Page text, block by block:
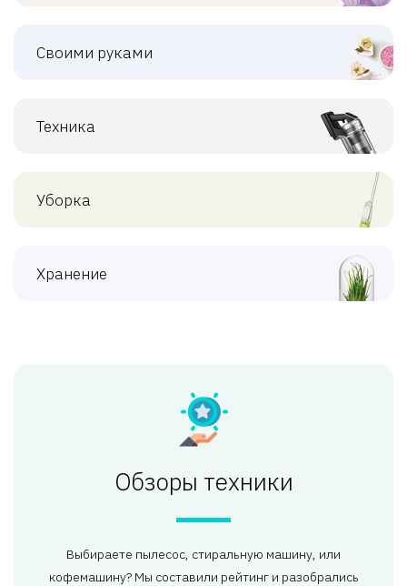
Своими руками
Техника
Уборка
Хранение
Обзоры техники
Выбираете пылесос, стиральную машину, или
кофемашину? Мы составили рейтинг и разобрались